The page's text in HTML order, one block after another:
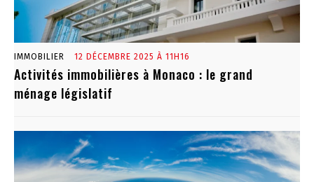
IMMOBILIER 12 DÉCEMBRE 2025 À 11H16
Activités immobilières à Monaco : le grand
ménage législatif